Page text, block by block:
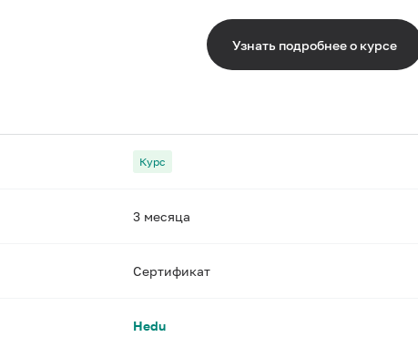
Узнать подробнее о курсе
Курс
3 месяца
Сертификат
Hedu